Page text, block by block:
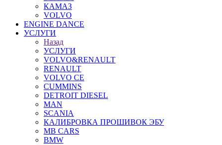
КАМАЗ
VOLVO
ENGINE DANCE
УСЛУГИ
Назад
УСЛУГИ
VOLVO&RENAULT
RENAULT
VOLVO CE
CUMMINS
DETROIT DIESEL
MAN
SCANIA
КАЛИБРОВКА ПРОШИВОК ЭБУ
MB CARS
BMW